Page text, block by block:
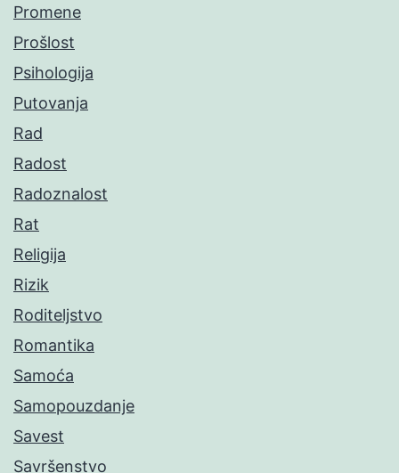
Promene
Prošlost
Psihologija
Putovanja
Rad
Radost
Radoznalost
Rat
Religija
Rizik
Roditeljstvo
Romantika
Samoća
Samopouzdanje
Savest
Savršenstvo